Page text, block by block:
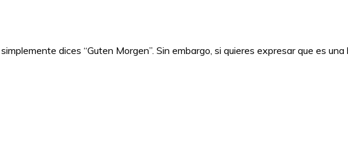
dices “Guten Morgen”. Sin embargo, si quieres expresar que es